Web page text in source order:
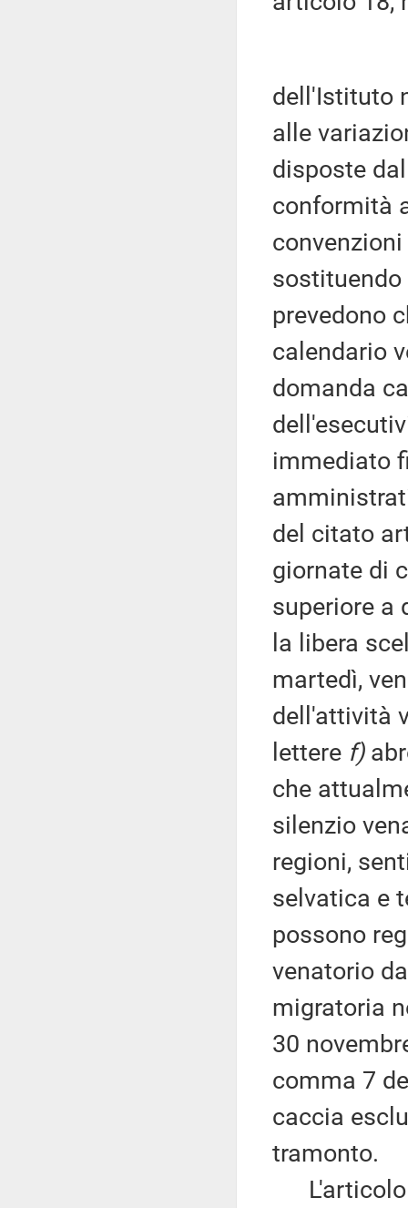
dell'Istituto
alle
disposte
conformità
prevedono
calendario
domanda
immediato
del citato
giornate di
superiore a
la libera
martedì,
dell'attività
lettere f)
che
silenzio
regioni,
selvatica e
possono
venatorio
migratoria
30
comma 7
caccia
tramonto.
L'articolo